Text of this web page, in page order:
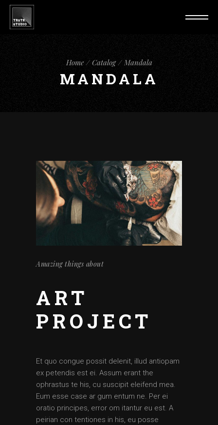
Home Catalog Mandala
MANDALA
Amazing things about
ART
PROJECT
Et quo congue possit delenit, illud antiopam
ex petendis est ei. Assum erant the
ophrastus te his, cu suscipit eleifend mea.
Eum esse case ar gum entum ne. Per ei
oratio principes, error om itantur eu est. A
peirian con tentiones in his, eu posse